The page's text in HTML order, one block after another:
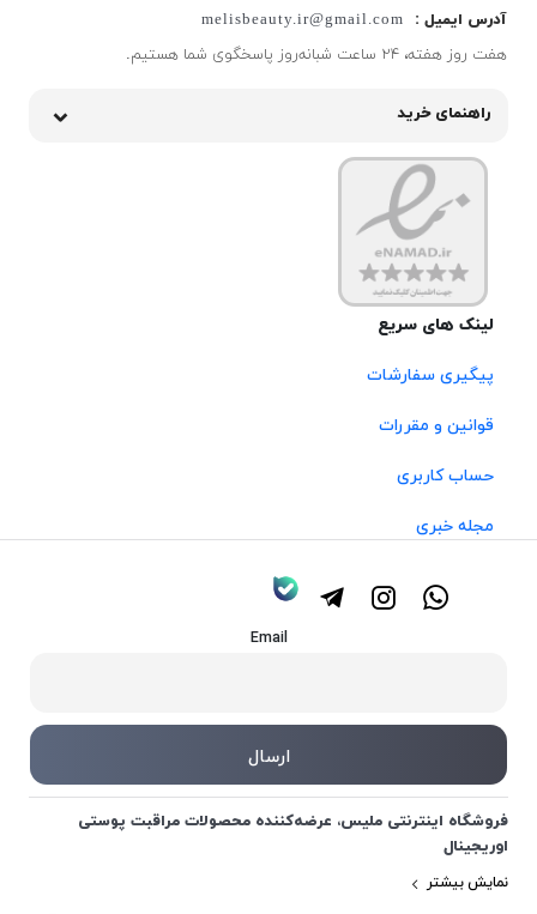
آدرس ایمیل :
melisbeauty.ir@gmail.com
هفت روز هفته، ۲۴ ساعت شبانه‌روز پاسخگوی شما هستیم.
راهنمای خرید
لینک های سریع
پیگیری سفارشات
قوانین و مقررات
حساب کاربری
مجله خبری
Email
فروشگاه اینترنتی ملیس، عرضه‌کننده محصولات مراقبت پوستی
اوریجینال
نمایش بیشتر